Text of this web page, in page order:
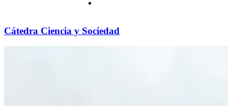
Cátedra Ciencia y Sociedad